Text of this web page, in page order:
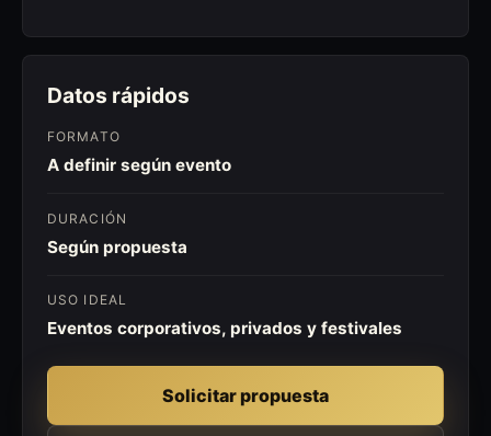
Datos rápidos
FORMATO
A definir según evento
DURACIÓN
Según propuesta
USO IDEAL
Eventos corporativos, privados y festivales
Solicitar propuesta